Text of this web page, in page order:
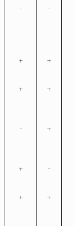
- -
+ +
+ +
- +
+ -
+ +